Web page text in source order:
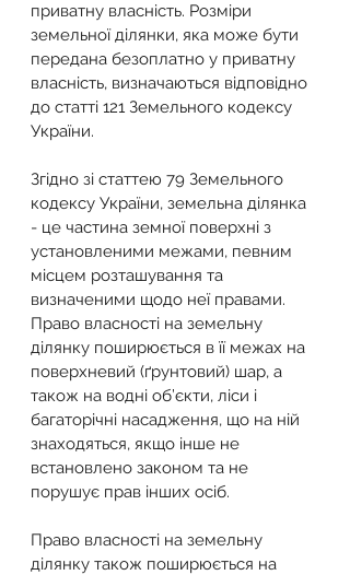
приватну власність. Розміри
земельної ділянки, яка може бути
передана безоплатно у приватну
власність, визначаються відповідно
до статті 121 Земельного кодексу
України.
Згідно зі статтею 79 Земельного
кодексу України, земельна ділянка
- це частина земної поверхні з
установленими межами, певним
місцем розташування та
визначеними щодо неї правами.
Право власності на земельну
ділянку поширюється в її межах на
поверхневий (ґрунтовий) шар, а
також на водні об’єкти, ліси і
багаторічні насадження, що на ній
знаходяться, якщо інше не
встановлено законом та не
порушує прав інших осіб.
Право власності на земельну
ділянку також поширюється на